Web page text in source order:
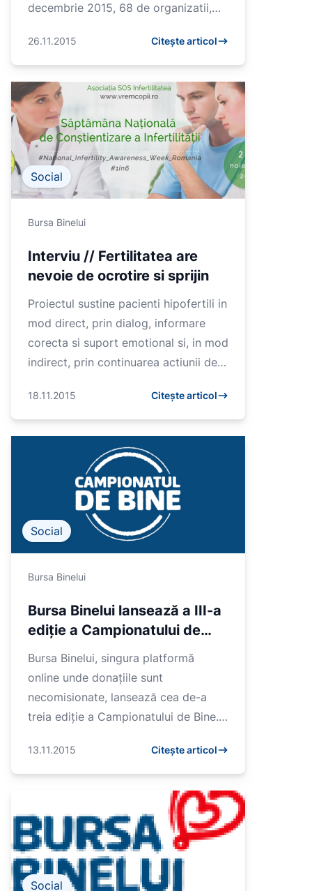
decembrie 2015, 68 de organizatii,
se intrec in atragerea don...
26.11.2015 Citește articol
Social
Bursa Binelui
Interviu // Fertilitatea are
nevoie de ocrotire si sprijin
Proiectul sustine pacienti hipofertili in
mod direct, prin dialog, informare
corecta si suport emotional si, in mod
indirect, prin continuarea actiunii de
Sanatatii si alt...
18.11.2015 Citește articol
Social
Bursa Binelui
Bursa Binelui lansează a III-a
ediție a Campionatului de
Bine
Bursa Binelui, singura platformă
online unde donațiile sunt
necomisionate, lansează cea de-a
treia ediție a Campionatului de Bine.
noiembrie.Competiț...
13.11.2015 Citește articol
Social